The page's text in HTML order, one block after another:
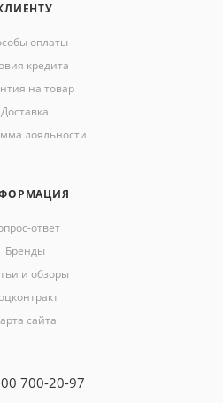
оплаты
кредита
на товар
Доставка
лояльности
ответ
Бренды
и обзоры
сайта
700-20-97